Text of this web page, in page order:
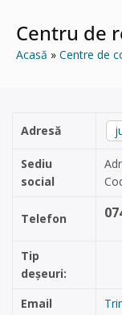
Centru de
Acasă Centre de
Adresă
Sediu
social
Telefon
Tip
deșeuri:
Email